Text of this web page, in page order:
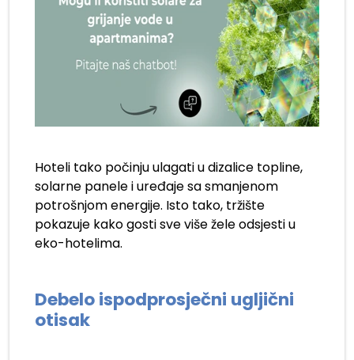
Hoteli tako počinju ulagati u dizalice topline,
solarne panele i uređaje sa smanjenom
potrošnjom energije. Isto tako, tržište
pokazuje kako gosti sve više žele odsjesti u
eko-hotelima.
Debelo ispodprosječni ugljični
otisak